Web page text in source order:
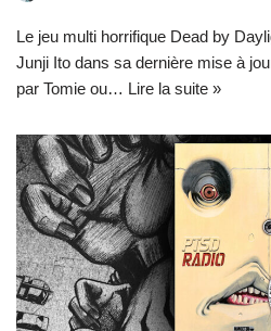
Le jeu multi horrifique Dead by
Junji Ito dans sa dernière mise à
par Tomie ou… Lire la suite »